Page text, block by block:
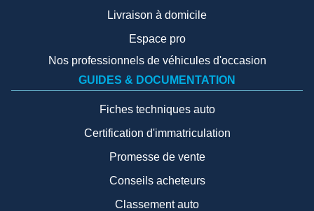
Livraison à domicile
Espace pro
Nos professionnels de véhicules d'occasion
GUIDES & DOCUMENTATION
Fiches techniques auto
Certification d'immatriculation
Promesse de vente
Conseils acheteurs
Classement auto